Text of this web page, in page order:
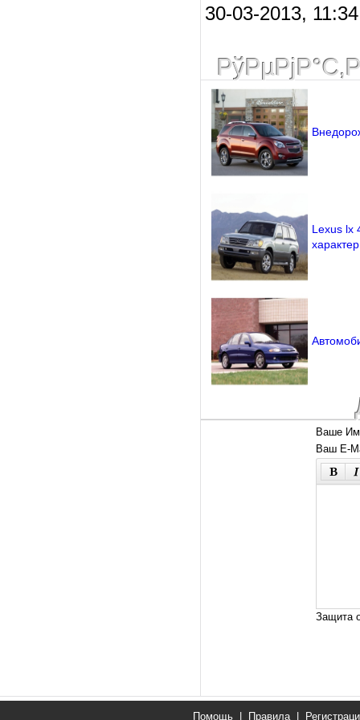
30-03-2013,
Lexus lx
Ваше
Ваш E-
Защита
Помощь Правила|